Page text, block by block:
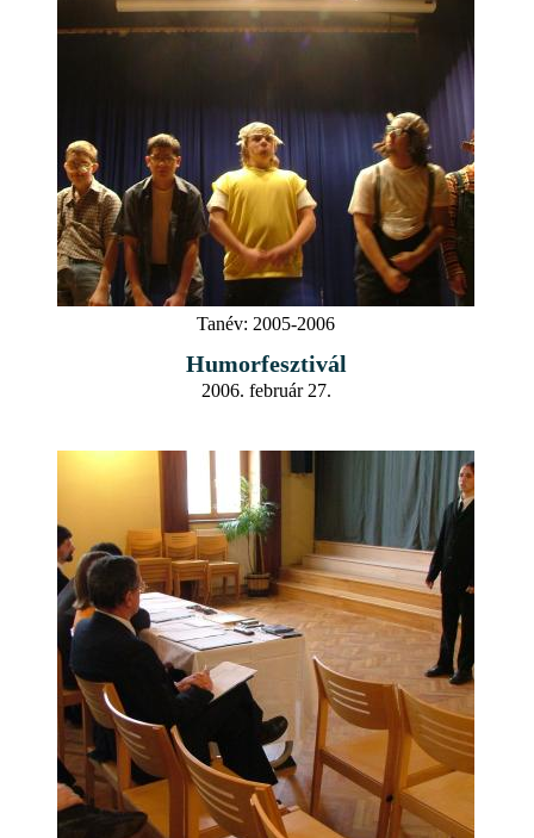
Tanév: 2005-2006
Humorfesztivál
2006. február 27.